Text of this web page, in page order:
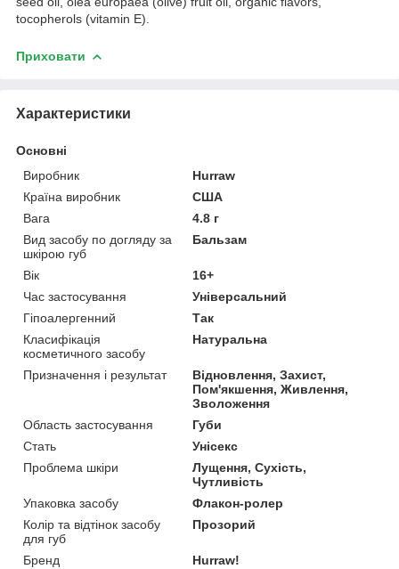
tocopherols (vitamin E).
Приховати
Характеристики
Основні
Виробник
Hurraw
Країна виробник
США
Вага
4.8 г
Вид засобу по догляду за
шкірою губ
Бальзам
Вік
16+
Час застосування
Універсальний
Гіпоалергенний
Так
Класифікація
косметичного засобу
Натуральна
Призначення і результат
Відновлення, Захист,
Пом'якшення, Живлення,
Зволоження
Область застосування
Губи
Стать
Унісекс
Проблема шкіри
Лущення, Сухість,
Чутливість
Упаковка засобу
Флакон-ролер
Колір та відтінок засобу
для губ
Прозорий
Бренд
Hurraw!